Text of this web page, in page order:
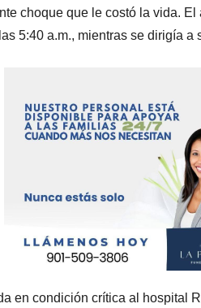
choque que le costó la vida.
5:40 a.m., mientras se dirigía a
en condición crítica al hospital